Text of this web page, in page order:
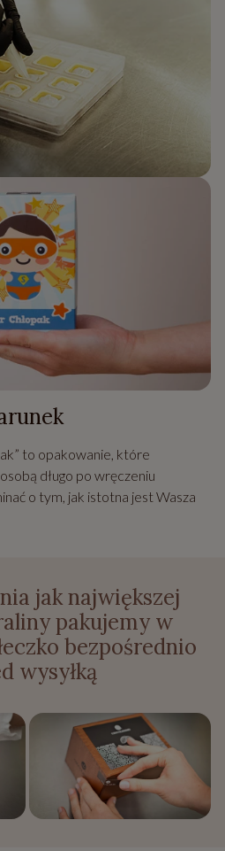
to opakowanie, które
długo po wręczeniu
o tym, jak istotna jest Wasza
jak największej
pakujemy w
bezpośrednio
wysyłką